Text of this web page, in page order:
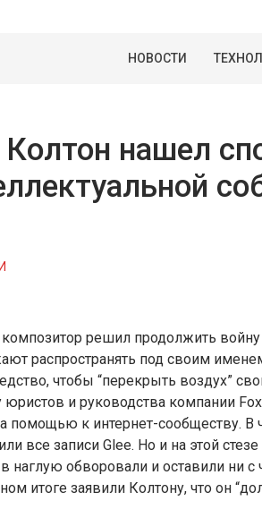
НОВОСТИ
нашел
решил продолжить
распространять под своим
чтобы “перекрыть воздух”
и руководства компании
помощью к интернет-сообществу. В
все записи Glee. Но и на этой
наглую обворовали и оставили ни
итоге заявили Колтону, что он